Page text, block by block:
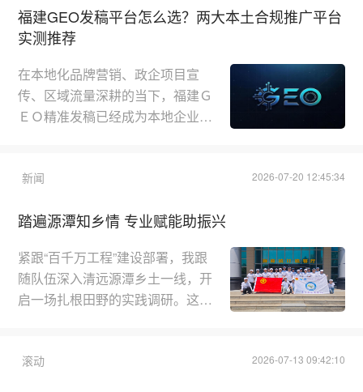
愈发追求权威背书、高效分发、全
域覆盖、效果可溯的一体化传播服
场联动、品牌长效价值沉淀提出了
更高要求。在此行业背景下，慧品
宣（福建海峡头条旗下）立足技术
福建GEO发稿平台怎么选？两大本土合规推广平台
实测推荐
在本地化品牌营销、政企项目宣
传、区域流量深耕的当下，福建Ｇ
ＥＯ精准发稿已经成为本地企业提
于通用型全网发稿，福建本地ＧＥ
舆情种草、区域排名优化，同时对
效性有着更高要求。不少福建企
业、服务商、政企合作单位在做区
域推广时，常会遇到诸多难题：通
新闻 2026-07-20 12:45:34
踏遍源潭知乡情 专业赋能助振兴
紧跟“百千万工程”建设部署，我跟
随队伍深入清远源潭乡土一线，开
启一场扎根田野的实践调研。这段
产业图景，也让我真切体悟到新时
滚动 2026-07-13 09:42:10